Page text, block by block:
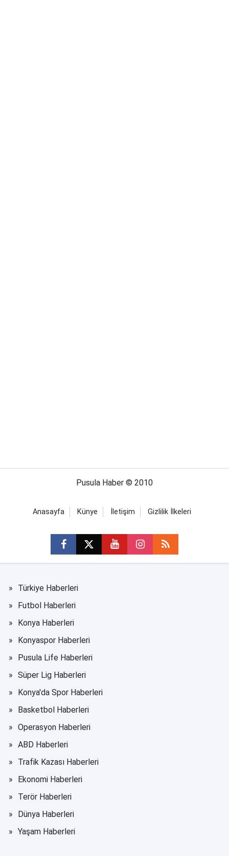
Pusula Haber © 2010
Anasayfa Künye İletişim Gizlilik İlkeleri
Türkiye Haberleri
Futbol Haberleri
Konya Haberleri
Konyaspor Haberleri
Pusula Life Haberleri
Süper Lig Haberleri
Konya'da Spor Haberleri
Basketbol Haberleri
Operasyon Haberleri
ABD Haberleri
Trafik Kazası Haberleri
Ekonomi Haberleri
Terör Haberleri
Dünya Haberleri
Yaşam Haberleri